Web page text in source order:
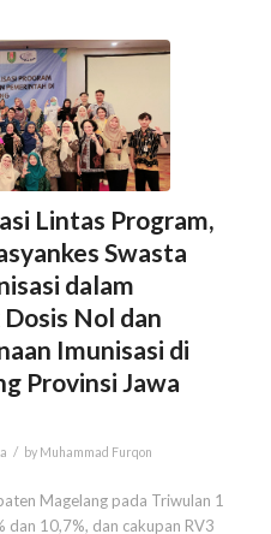
Lintas Program,
Swasta
dalam
Nol dan
Imunisasi di
Provinsi Jawa
/ by Muhammad Furqon
Magelang pada Triwulan 1
10,7%, dan cakupan RV3